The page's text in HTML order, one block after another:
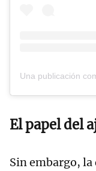
El papel del
Sin embargo,